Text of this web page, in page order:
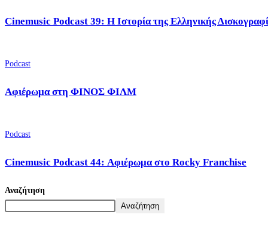
Cinemusic Podcast 39: Η Ιστορία της Ελληνικής
Podcast
Αφιέρωμα στη ΦΙΝΟΣ ΦΙΛΜ
Podcast
Cinemusic Podcast 44: Αφιέρωμα στο Rocky Franchise
Αναζήτηση
Αναζήτηση